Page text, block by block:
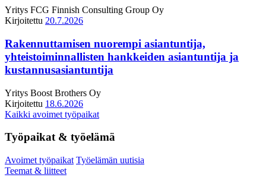
Yritys FCG Finnish Consulting Group Oy
Kirjoitettu 20.7.2026
Rakennuttamisen nuorempi asiantuntija,
yhteistoiminnallisten hankkeiden asiantuntija ja
kustannusasiantuntija
Yritys Boost Brothers Oy
Kirjoitettu 18.6.2026
Kaikki avoimet työpaikat
Työpaikat & työelämä
Avoimet työpaikat Työelämän uutisia
Teemat & liitteet